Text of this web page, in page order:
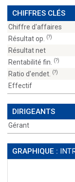
CHIFFRES CLÉS
Chiffre d'affaires
Résultat op.
(?)
Résultat net
Rentabilité fin.
(?)
Ratio d'endet. (?)
Effectif
DIRIGEANTS
Gérant
GRAPHIQUE :